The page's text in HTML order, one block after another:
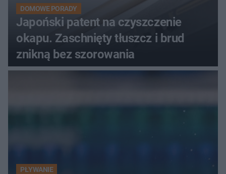
DOMOWE PORADY
Japoński patent na czyszczenie
okapu. Zaschnięty tłuszcz i brud
znikną bez szorowania
PŁYWANIE